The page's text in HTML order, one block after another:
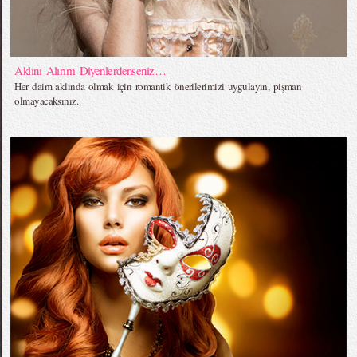
Aklını Alırım Diyenlerdenseniz…
Her daim aklında olmak için romantik önerilerimizi uygulayın, pişman
olmayacaksınız.